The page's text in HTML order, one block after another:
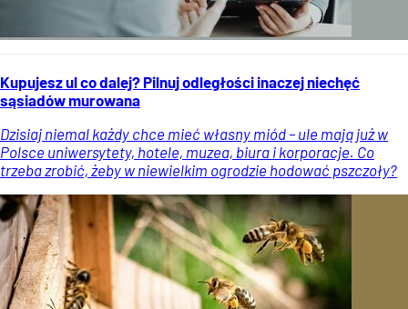
Kupujesz ul co dalej? Pilnuj odległości inaczej niechęć
sąsiadów murowana
Dzisiaj niemal każdy chce mieć własny miód – ule mają już w
Polsce uniwersytety, hotele, muzea, biura i korporacje. Co
trzeba zrobić, żeby w niewielkim ogrodzie hodować pszczoły?